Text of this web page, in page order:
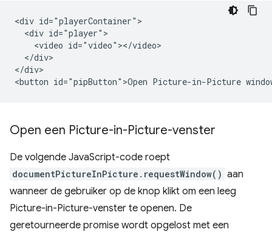
<div id="playerContainer">
  <div id="player">
    <video id="video"></video>
  </div>
</div>
Open een Picture-in-Picture-venster
De volgende JavaScript-code roept
documentPictureInPicture.requestWindow() aan
wanneer de gebruiker op de knop klikt om een ​​leeg
Picture-in-Picture-venster te openen. De
geretourneerde promise wordt opgelost met een